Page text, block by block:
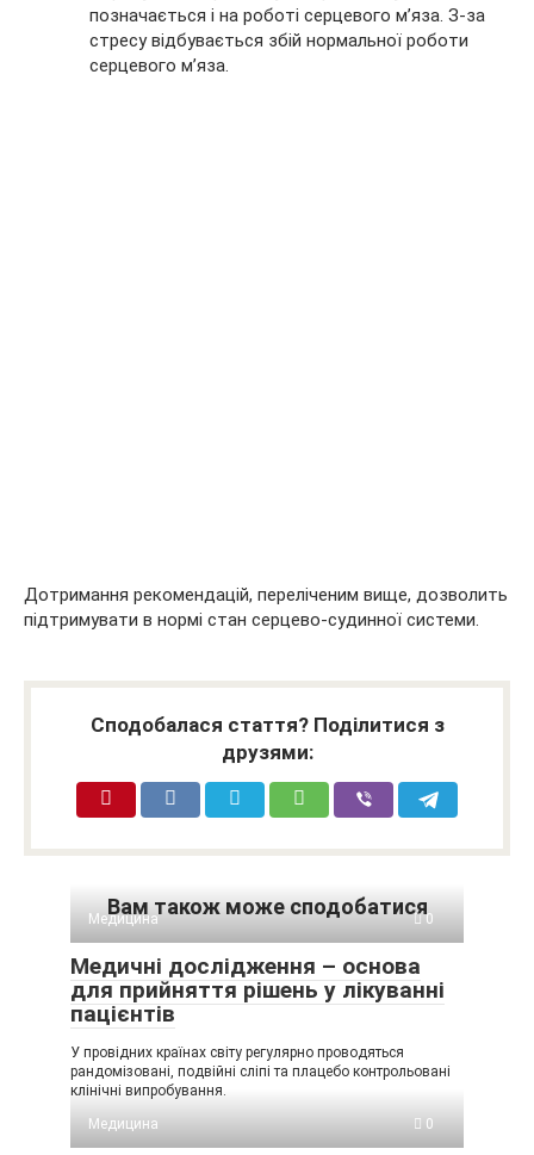
позначається і на роботі серцевого м’яза. З-за
стресу відбувається збій нормальної роботи
серцевого м’яза.
Дотримання рекомендацій, переліченим вище, дозволить
підтримувати в нормі стан серцево-судинної системи.
Сподобалася стаття? Поділитися з
друзями:
Вам також може сподобатися
Медицина 0
Медичні дослідження – основа
для прийняття рішень у лікуванні
пацієнтів
У провідних країнах світу регулярно проводяться
рандомізовані, подвійні сліпі та плацебо контрольовані
клінічні випробування.
Медицина
0